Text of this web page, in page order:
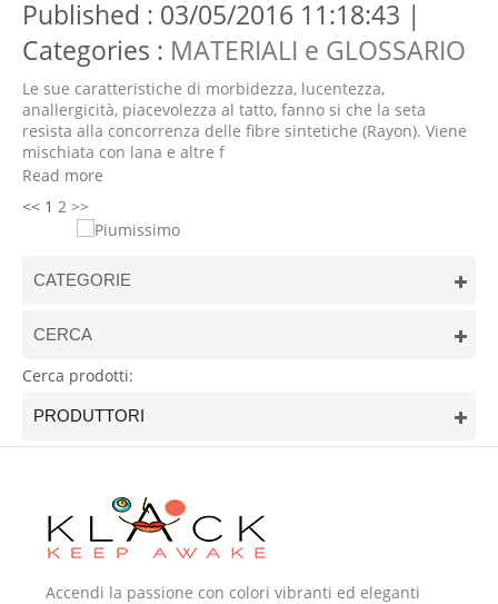
Published : 03/05/2016 11:18:43 |
Categories : MATERIALI e GLOSSARIO
Le sue caratteristiche di morbidezza, lucentezza,
anallergicità, piacevolezza al tatto, fanno si che la seta
resista alla concorrenza delle fibre sintetiche (Rayon). Viene
mischiata con lana e altre f
Read more
<< 1 2 >>
CATEGORIE
CERCA
Cerca prodotti:
PRODUTTORI
Accendi la passione con colori vibranti ed eleganti